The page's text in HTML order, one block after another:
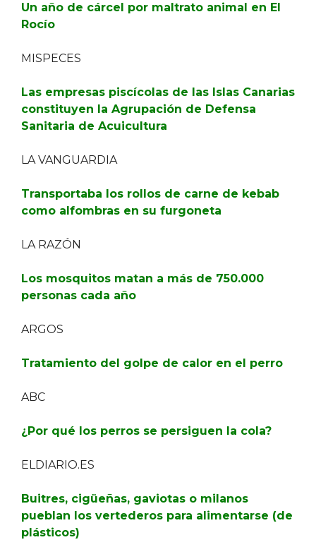
Un año de cárcel por maltrato animal en El
Rocío
MISPECES
Las empresas piscícolas de las Islas Canarias
constituyen la Agrupación de Defensa
Sanitaria de Acuicultura
LA VANGUARDIA
Transportaba los rollos de carne de kebab
como alfombras en su furgoneta
LA RAZÓN
Los mosquitos matan a más de 750.000
personas cada año
ARGOS
Tratamiento del golpe de calor en el perro
ABC
¿Por qué los perros se persiguen la cola?
ELDIARIO.ES
Buitres, cigüeñas, gaviotas o milanos
pueblan los vertederos para alimentarse (de
plásticos)